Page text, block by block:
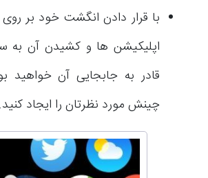
با قرار دادن انگشت خود بر
اپلیکیشن ها و کشیدن آن به
قادر به جابجایی آن خواهید
چینش مورد نظرتان را ایجاد کنید.